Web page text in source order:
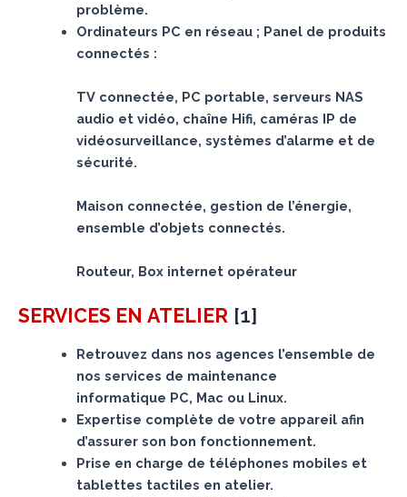
problème.
Ordinateurs PC en réseau ; Panel de produits
connectés :
TV connectée, PC portable, serveurs NAS
audio et vidéo, chaîne Hifi, caméras IP de
vidéosurveillance, systèmes d’alarme et de
sécurité.
Maison connectée, gestion de l’énergie,
ensemble d’objets connectés.
Routeur, Box internet opérateur
SERVICES EN ATELIER [1]
Retrouvez dans nos agences l’ensemble de
nos services de maintenance
informatique PC, Mac ou Linux.
Expertise complète de votre appareil afin
d’assurer son bon fonctionnement.
Prise en charge de téléphones mobiles et
tablettes tactiles en atelier.